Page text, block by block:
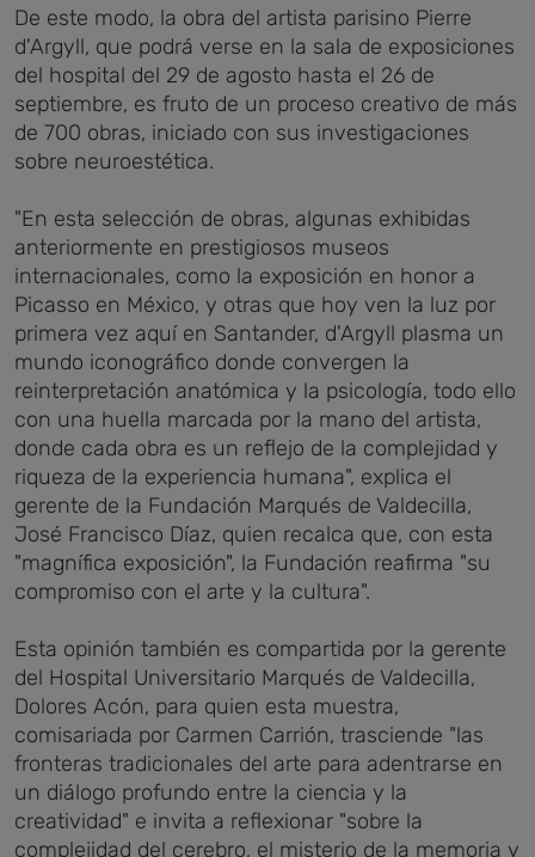
De este modo, la obra del artista parisino Pierre
d'Argyll, que podrá verse en la sala de exposiciones
del hospital del 29 de agosto hasta el 26 de
septiembre, es fruto de un proceso creativo de más
de 700 obras, iniciado con sus investigaciones
sobre neuroestética.
"En esta selección de obras, algunas exhibidas
anteriormente en prestigiosos museos
internacionales, como la exposición en honor a
Picasso en México, y otras que hoy ven la luz por
primera vez aquí en Santander, d'Argyll plasma un
mundo iconográfico donde convergen la
reinterpretación anatómica y la psicología, todo ello
con una huella marcada por la mano del artista,
donde cada obra es un reflejo de la complejidad y
riqueza de la experiencia humana", explica el
gerente de la Fundación Marqués de Valdecilla,
José Francisco Díaz, quien recalca que, con esta
"magnífica exposición", la Fundación reafirma "su
compromiso con el arte y la cultura".
Esta opinión también es compartida por la gerente
del Hospital Universitario Marqués de Valdecilla,
Dolores Acón, para quien esta muestra,
comisariada por Carmen Carrión, trasciende "las
fronteras tradicionales del arte para adentrarse en
un diálogo profundo entre la ciencia y la
creatividad" e invita a reflexionar "sobre la
complejidad del cerebro, el misterio de la memoria y